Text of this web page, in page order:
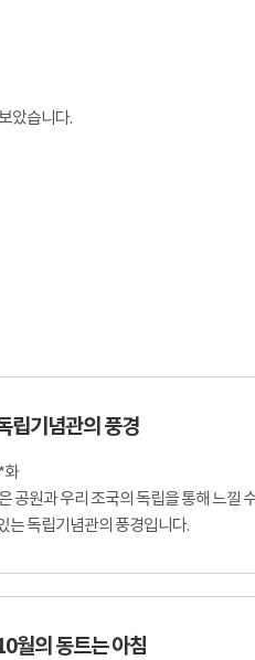
았습니다.
립기념관의 풍경
화
공원과 우리 조국의 독립을 통해 느낄
는 독립기념관의 풍경입니다.
월의 동트는 아침